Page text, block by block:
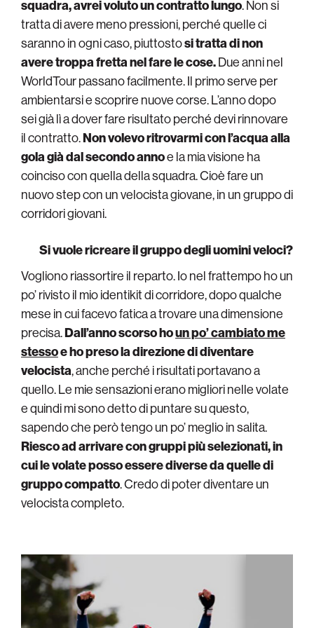
squadra, avrei voluto un contratto lungo. Non si
tratta di avere meno pressioni, perché quelle ci
saranno in ogni caso, piuttostosi tratta di non
avere troppa fretta nel fare le cose.Due anni nel
WorldTour passano facilmente. Il primo serve per
ambientarsi e scoprire nuove corse. L’anno dopo
sei già lì a dover fare risultato perché devi rinnovare
il contratto.Non volevo ritrovarmi con l’acqua alla
gola già dal secondo annoe la mia visione ha
coinciso con quella della squadra. Cioè fare un
nuovo step con un velocista giovane, in un gruppo di
corridori giovani.
Si vuole ricreare il gruppo degli uomini veloci?
Vogliono riassortire il reparto. Io nel frattempo ho un
po’ rivisto il mio identikit di corridore, dopo qualche
mese in cui facevo fatica a trovare una dimensione
precisa.Dall’anno scorso houn po’ cambiato me
stessoe ho preso la direzione di diventare
velocista, anche perché i risultati portavano a
quello. Le mie sensazioni erano migliori nelle volate
e quindi mi sono detto di puntare su questo,
sapendo che però tengo un po’ meglio in salita.
Riesco ad arrivare con gruppi più selezionati, in
cui le volate posso essere diverse da quelle di
gruppo compatto. Credo di poter diventare un
velocista completo.